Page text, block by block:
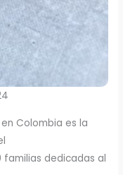
Colombia es la
dedicadas al